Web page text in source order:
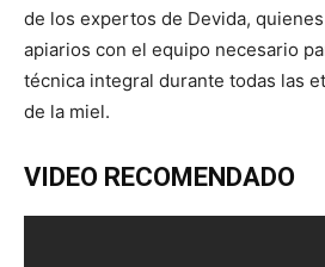
de los expertos de Devida,
apiarios con el equipo necesario
técnica integral durante todas las
de la miel.
VIDEO RECOMENDADO